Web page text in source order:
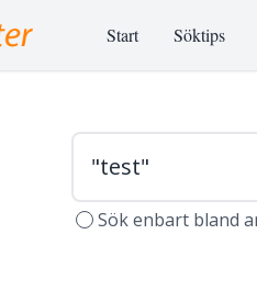
Start Söktips
Sök enbart bland